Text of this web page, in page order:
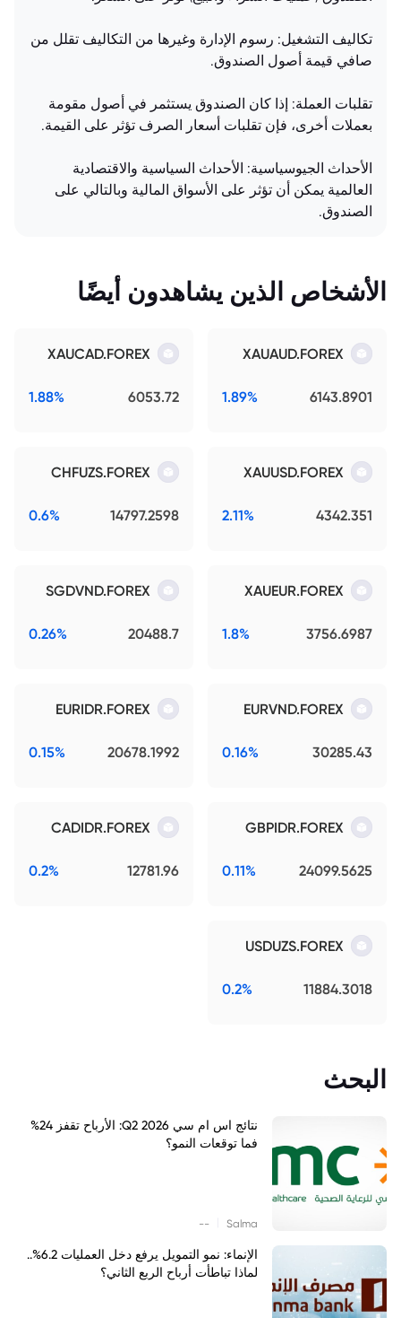
تكاليف التشغيل: رسوم الإدارة وغيرها من التكاليف تقلل من
صافي قيمة أصول الصندوق.
تقلبات العملة: إذا كان الصندوق يستثمر في أصول مقومة
بعملات أخرى، فإن تقلبات أسعار الصرف تؤثر على القيمة.
الأحداث الجيوسياسية: الأحداث السياسية والاقتصادية
العالمية يمكن أن تؤثر على الأسواق المالية وبالتالي على
الصندوق.
الأشخاص الذين يشاهدون أيضًا
XAUAUD.FOREX
6143.8901
1.89%
XAUCAD.FOREX
6053.72
1.88%
XAUUSD.FOREX
4342.351
2.11%
CHFUZS.FOREX
14797.2598
0.6%
XAUEUR.FOREX
3756.6987
1.8%
SGDVND.FOREX
20488.7
0.26%
EURVND.FOREX
30285.43
0.16%
EURIDR.FOREX
20678.1992
0.15%
GBPIDR.FOREX
24099.5625
0.11%
CADIDR.FOREX
12781.96
0.2%
USDUZS.FOREX
11884.3018
0.2%
البحث
نتائج اس ام سي Q2 2026: الأرباح تقفز 24%
فما توقعات النمو؟
Salma
--
الإنماء: نمو التمويل يرفع دخل العمليات 6.2%..
لماذا تباطأت أرباح الربع الثاني؟